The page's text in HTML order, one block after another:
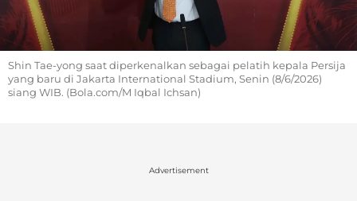
Shin Tae-yong saat diperkenalkan sebagai pelatih kepala Persija
yang baru di Jakarta International Stadium, Senin (8/6/2026)
siang WIB. (Bola.com/M Iqbal Ichsan)
Advertisement